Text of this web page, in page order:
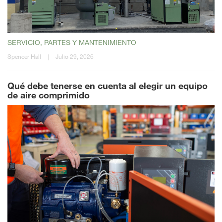
SERVICIO, PARTES Y MANTENIMIENTO
Spencer Hall | Julio 29, 2026
Qué debe tenerse en cuenta al elegir un equipo
de aire comprimido